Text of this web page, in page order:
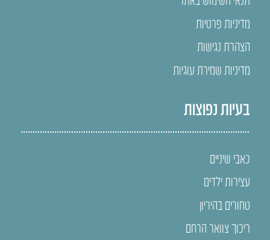
מדיניות פרטיות
הצהרת נגישות
מדיניות שמירת עוגיות
בעיות נפוצות
כאבי שיניים
עצירות ילדים
טחורים בהיריון
ריכוך צוואר הרחם